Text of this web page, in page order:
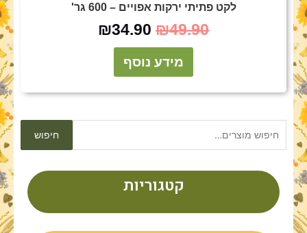
לקט פתיתי ירקות אפויים – 600 גר'
₪49.90
₪34.90
מידע נוסף
עבור:
חיפוש
קטגוריות